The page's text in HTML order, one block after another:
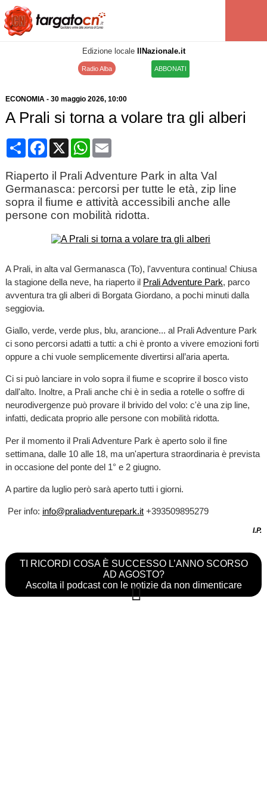
Edizione locale IlNazionale.it
Radio Alba ABBONATI
ECONOMIA- 30 maggio 2026, 10:00
A Prali si torna a volare tra gli alberi
CondividiFacebook
X WhatsApp
Email
Riaperto il Prali Adventure Park in alta Val
Germanasca: percorsi per tutte le età, zip line
sopra il fiume e attività accessibili anche alle
persone con mobilità ridotta.
A Prali, in alta val Germanasca (To), l'avventura continua! Chiusa
la stagione della neve, ha riaperto il Prali Adventure Park, parco
avventura tra gli alberi di Borgata Giordano, a pochi minuti dalla
seggiovia.
Giallo, verde, verde plus, blu, arancione... al Prali Adventure Park
ci sono percorsi adatti a tutti: a chi è pronto a vivere emozioni forti
oppure a chi vuole semplicemente divertirsi all’aria aperta.
Ci si può lanciare in volo sopra il fiume e scoprire il bosco visto
dall'alto. Inoltre, a Prali anche chi è in sedia a rotelle o soffre di
neurodivergenze può provare il brivido del volo: c'è una zip line,
infatti, dedicata proprio alle persone con mobilità ridotta.
Per il momento il Prali Adventure Park è aperto solo il fine
settimana, dalle 10 alle 18, ma un'apertura straordinaria è prevista
in occasione del ponte del 1° e 2 giugno.
A partire da luglio però sarà aperto tutti i giorni.
Per info: info@praliadventurepark.it+393509895279
I.P.
TI RICORDI COSA È SUCCESSO L’ANNO SCORSO
AD AGOSTO?
Ascolta il podcast con le notizie da non dimenticare